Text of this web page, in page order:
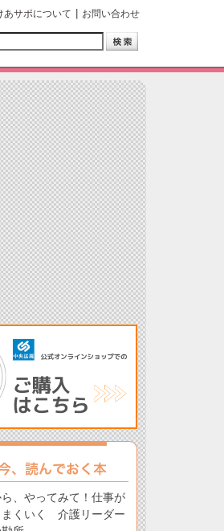
あサポについて お問い合わせ
ら、やってみて！仕事が
まくいく 介護リーダー